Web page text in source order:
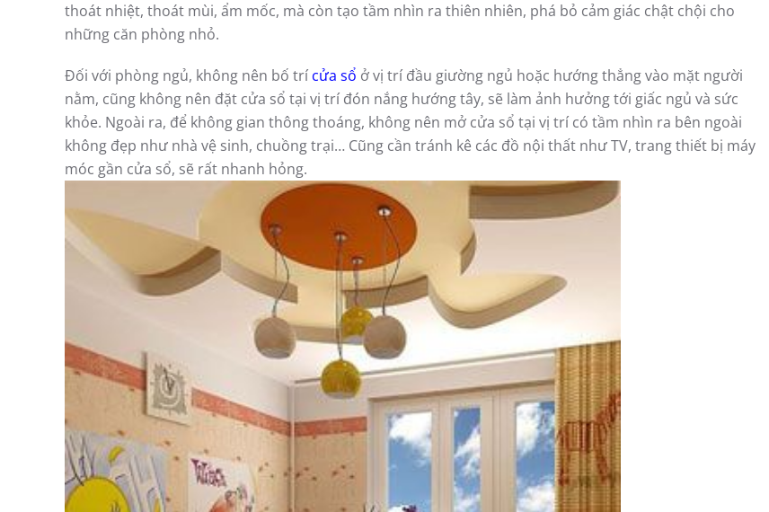
thoát nhiệt, thoát mùi, ẩm mốc, mà còn tạo tầm nhìn ra thiên nhiên, phá bỏ cảm giác chật chội cho
những căn phòng nhỏ.
Đối với phòng ngủ, không nên bố trí cửa sổ ở vị trí đầu giường ngủ hoặc hướng thẳng vào mặt người
nằm, cũng không nên đặt cửa sổ tại vị trí đón nắng hướng tây, sẽ làm ảnh hưởng tới giấc ngủ và sức
khỏe. Ngoài ra, để không gian thông thoáng, không nên mở cửa sổ tại vị trí có tầm nhìn ra bên ngoài
không đẹp như nhà vệ sinh, chuồng trại… Cũng cần tránh kê các đồ nội thất như TV, trang thiết bị máy
móc gần cửa sổ, sẽ rất nhanh hỏng.